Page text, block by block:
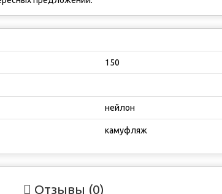
150
нейлон
камуфляж
Отзывы (0)